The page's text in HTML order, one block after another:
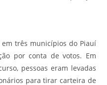
três municípios do Piauí
por conta de votos. Em
pessoas eram levadas
para tirar carteira de